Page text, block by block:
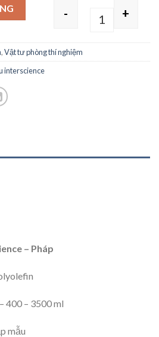
Quantity
- +
,Vật tư phòng thí nghiệm
interscience
– Pháp
400 – 3500 ml
mẫu